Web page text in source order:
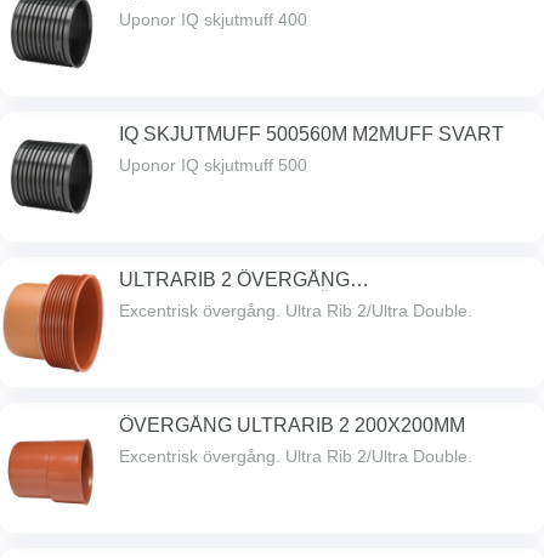
Uponor IQ skjutmuff 400
IQ SKJUTMUFF 500560M M2MUFF SVART
Uponor IQ skjutmuff 500
ULTRARIB 2 ÖVERGÅNG
560X500MMULTRASLÄT
Excentrisk övergång. Ultra Rib 2/Ultra Double.
ÖVERGÅNG ULTRARIB 2 200X200MM
Excentrisk övergång. Ultra Rib 2/Ultra Double.